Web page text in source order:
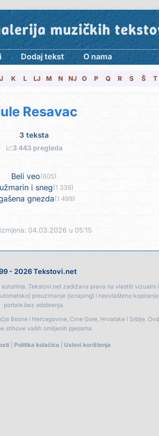
muzičkih
Dodaj tekst O nama
J K L LJ M N NJ O P Q R S Š T
Resavac
3 teksta
📈3 443 pregleda
Beli veo(605)
i sneg(1 339)
gnezda(1 499)
04.03.2026 u 05:15
- 2026 Tekstovi.net
Tekstovi.net zadržava prava na vlastiti
preuzimanje (scraping) i neovlašteno
portale bez odobrenja.
Bosne i Hercegovine, Crne Gore, Hrvatske i Srbije.
stihove vaših omiljenih pjesama.
Politika kolačića Uslovi korištenja